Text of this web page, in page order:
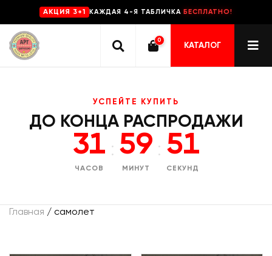
AKЦИЯ 3+1 КАЖДАЯ 4-Я ТАБЛИЧКА БЕСПЛАТНО!
0
КАТАЛОГ
УСПЕЙТЕ КУПИТЬ
ДО КОНЦА РАСПРОДАЖИ
31
ЧАСОВ
: 59
МИНУТ
: 51
СЕКУНД
Главная / самолет